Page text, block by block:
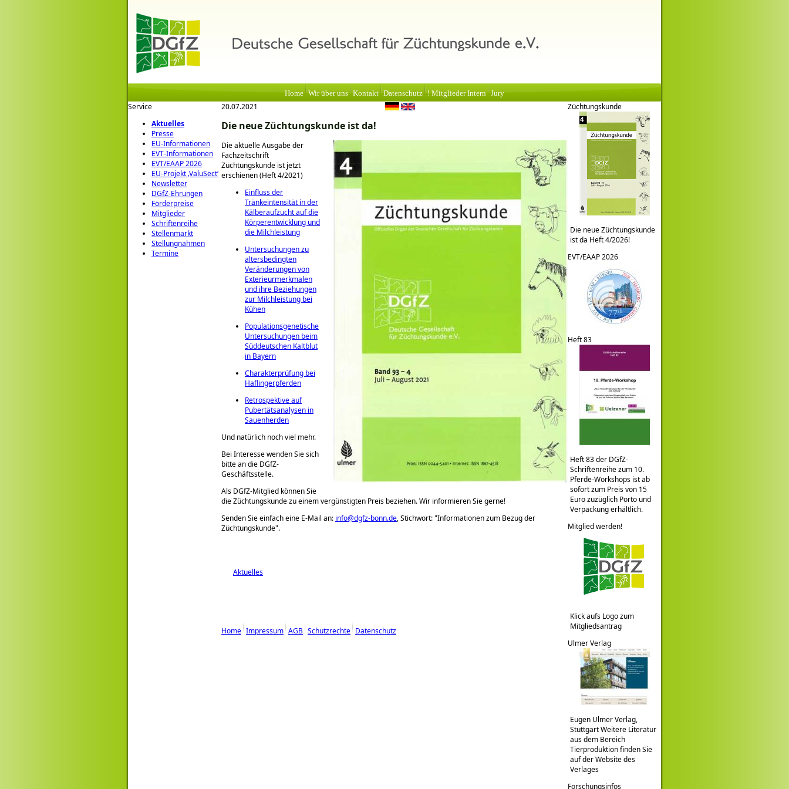
Home Wir über uns Kontakt Datenschutz ! Mitglieder Intern Jury
Service
Aktuelles
Presse
EU-Informationen
EVT-Informationen
EVT/EAAP 2026
EU-Projekt ‚ValuSect‘
Newsletter
DGfZ-Ehrungen
Förderpreise
Mitglieder
Schriftenreihe
Stellenmarkt
Stellungnahmen
Termine
20.07.2021
Die neue Züchtungskunde ist da!
Die aktuelle Ausgabe der
Fachzeitschrift
Züchtungskunde ist jetzt
erschienen (Heft 4/2021)
Einfluss der
Tränkeintensität in der
Kälberaufzucht auf die
Körperentwicklung und
die Milchleistung
Untersuchungen zu
altersbedingten
Veränderungen von
Exterieurmerkmalen
und ihre Beziehungen
zur Milchleistung bei
Kühen
Populationsgenetische
Untersuchungen beim
Süddeutschen Kaltblut
in Bayern
Charakterprüfung bei
Haflingerpferden
Retrospektive auf
Pubertätsanalysen in
Sauenherden
Und natürlich noch viel mehr.
Bei Interesse wenden Sie sich
bitte an die DGfZ-
Geschäftsstelle.
Als DGfZ-Mitglied können Sie
die Züchtungskunde zu einem vergünstigten Preis beziehen. Wir informieren Sie gerne!
Senden Sie einfach eine E-Mail an: info@dgfz-bonn.de, Stichwort: Informationen zum Bezug der
Züchtungskunde .
Aktuelles
Home Impressum AGB Schutzrechte Datenschutz
Züchtungskunde
Die neue Züchtungskunde
ist da Heft 4/2026!
EVT/EAAP 2026
Heft 83
Heft 83 der DGfZ-
Schriftenreihe zum 10.
Pferde-Workshops ist ab
sofort zum Preis von 15
Euro zuzüglich Porto und
Verpackung erhältlich.
Mitglied werden!
Klick aufs Logo zum
Mitgliedsantrag
Ulmer Verlag
Eugen Ulmer Verlag,
Stuttgart Weitere Literatur
aus dem Bereich
Tierproduktion finden Sie
auf der Website des
Verlages
Forschungsinfos